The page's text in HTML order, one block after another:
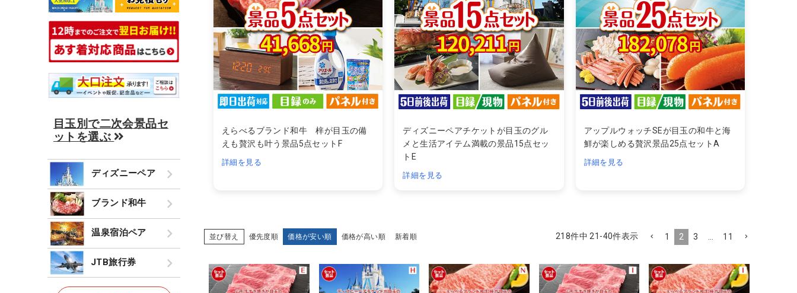
目玉別で二次会景品セ
ットを選ぶ
ディズニーペア
ブランド和牛
温泉宿泊ペア
JTB旅行券
えらべるブランド和牛 梓が目玉の備
えも贅沢も叶う景品5点セットF
詳細を見る
ディズニーペアチケットが目玉のグル
メと生活アイテム満載の景品15点セッ
トE
詳細を見る
アップルウォッチSEが目玉の和牛と海
鮮が楽しめる贅沢景品25点セットA
詳細を見る
並び替え 優先度順 価格が安い順 価格が高い順 新着順 218件中 21 -40件表示 1 2 3 11